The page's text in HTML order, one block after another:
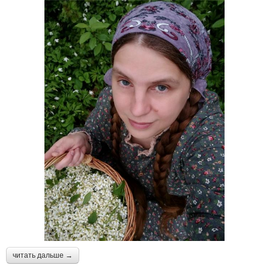
читать дальше →